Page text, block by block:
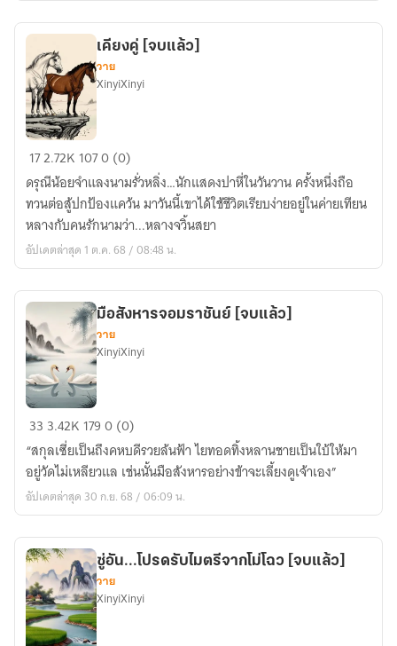
มา
จุติ
เช่น
นั้น
หรือ
เคียง
[จบ
แล้ว]
เคียงคู่ [จบแล้ว]
วาย
XinyiXinyi
172.72K 1070 (0)
ดรุณีน้อยจำแลงนามรั่วหลิ่ง…นักแสดงปาหี่ในวันวาน ครั้งหนึ่งถือ
ทวนต่อสู้ปกป้องแคว้น มาวันนี้เขาได้ใช้ชีวิตเรียบง่ายอยู่ในค่ายเทียน
หลางกับคนรักนามว่า...หลางจวิ้นสยา
อัปเดตล่าสุด 1 ต.ค. 68 / 08:48 น.
มือ
สังหาร
จอม
ราชันย์
[จบ
มือสังหารจอมราชันย์ [จบแล้ว]
วาย
XinyiXinyi
33 3.42K 1790 (0)
“สกุลเซี่ยเป็นถึงคหบดีรวยล้นฟ้า ไยทอดทิ้งหลานชายเป็นใบ้ให้มา
อยู่วัดไม่เหลียวแล เช่นนั้นมือสังหารอย่างข้าจะเลี้ยงดูเจ้าเอง”
อัปเดตล่าสุด 30 ก.ย. 68 / 06:09 น.
ซู่อัน...โปรดรับไมตรีจากโม่โฉว [จบแล้ว]
วาย
XinyiXinyi